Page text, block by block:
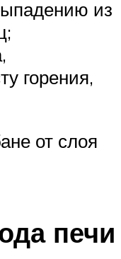
из
горения,
от слоя
печи